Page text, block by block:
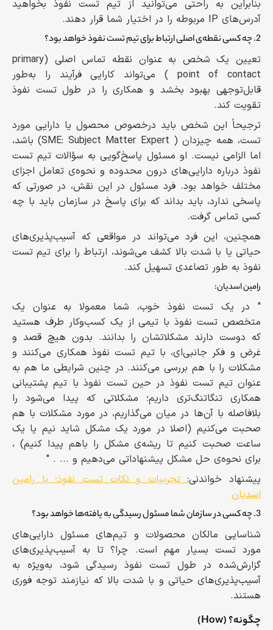
بنابراین به راحتی می‌توانید از تیم تست نفوذ بخواهید
آدرس‌های IP مربوطه را در اختیار شما قرار دهند.
2. چه کسی نقطه‌ی اصلی ارتباط برای تیم تست نفوذ خواهد بود؟
تعیین یک شخص به عنوان نقطه تماس اصلی (primary
point of contact ) می‌تواند کارایی فرآیند را به‌طور
قابل‌توجهی بهبود بخشد و همکاری را در طول تست نفوذ
تقویت کند.
ترجیحاً این شخص باید درخصوص محصول یا دارایی مورد
تست، همه چیزدان ( SME: Subject Matter Expert) باشد،
اما الزامی نیست. او مسئول پاسخ‌گویی به سؤالات تیم تست
نفوذ درباره دارایی‌های درون محدوده و نحوه‌ی تعامل اجزای
مختلف خواهد بود. فرد مسئول در این نقش، در صورتی که
پاسخی ندارد، باید بداند که برای پاسخ در سازمان باید با چه
کسی تماس گرفت.
همچنین، این فرد می‌تواند در مواقعی که آسیب‌پذیری‌های
حیاتی یا با شدت بالا کشف می‌شوند، ارتباط را برای تیم تست
نفوذ به طور تصاعدی تسهیل کند.
رامین اسدیان:
" در یک تست نفوذ خوب، شما معمولا به عنوان یک
متخصص تست نفوذ با تیمی از یک کسب‌وکار طرف هستید
که دوست دارند مشکلاتشان را بدانند. بدون هیچ قصد و
غرض و فکر جانبی‌ای، با تیم تست نفوذ همکاری می‌کنند و
مشکلات را با هم بررسی می‌کنند. در چنین شرایطی ما هم به
عنوان تیم تست نفوذ در حین تست نفوذ با تیم پشتیبانی
همکاری تنگاتنگ‌تری داریم؛ مشکلاتی که پیدا می‌شود را
بلافاصله با آن‌ها در میان می‌گذاریم، در مورد مشکلات با هم
صحبت می‌کنیم (اصلا در مورد یک مشکل شاید نیم یا یک
ساعت صحبت کنیم تا ریشه‌ی مشکل را باهم پیدا کنیم) ،
برای نحوه‌ی حل مشکل پیشنهاداتی می‌دهیم و ... . "
پیشنهاد خواندنی:تجربیات و نکات تست نفوذ؛ با رامین
اسدیان
3. چه کسی در سازمان شما مسئول رسیدگی به یافته‌ها خواهد بود؟
شناسایی مالکان محصولات و تیم‌های مسئول دارایی‌های
مورد تست بسیار مهم است. چرا؟ تا به آسیب‌پذیری‌های
گزارش‌شده در طول تست نفوذ رسیدگی شود، به‌ویژه به
آسیب‌پذیری‌های حیاتی و با شدت بالا که نیازمند توجه فوری
هستند.
چگونه؟ (How)